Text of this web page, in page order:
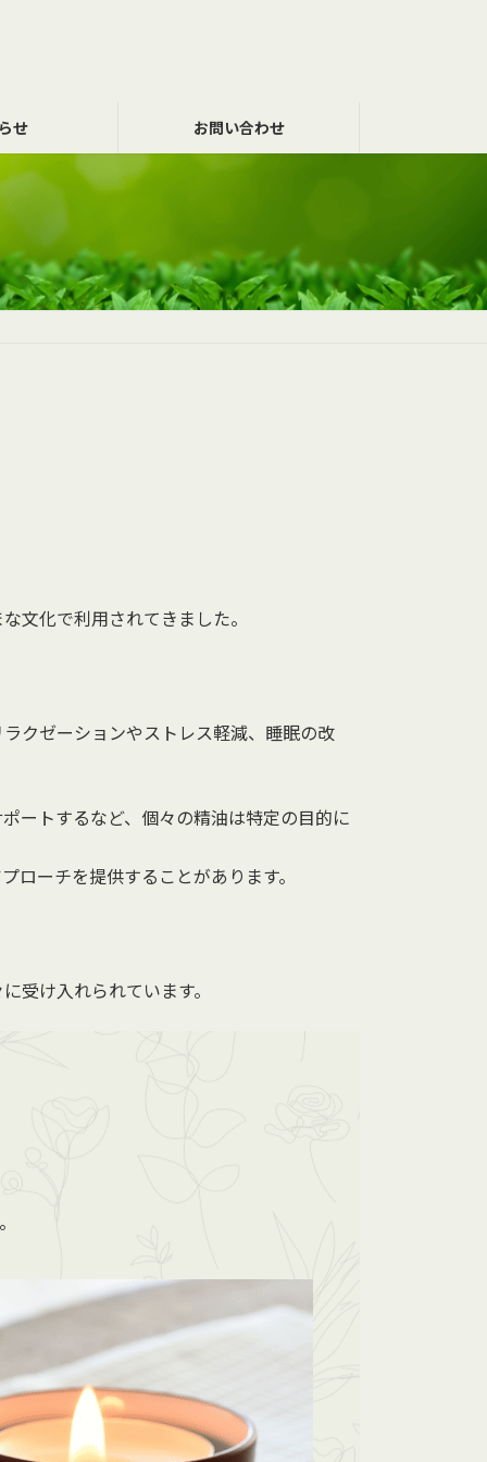
せ お問い合わせ
文化で利用されてきました。
クゼーションやストレス軽減、睡眠の改
ートするなど、個々の精油は特定の目的に
ローチを提供することがあります。
受け入れられています。